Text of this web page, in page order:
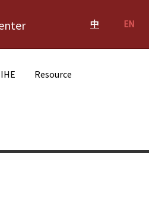
中 EN
Resource